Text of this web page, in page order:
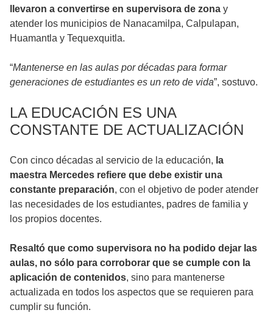
llevaron a convertirse en supervisora de zona y
atender los municipios de Nanacamilpa, Calpulapan,
Huamantla y Tequexquitla.
“Mantenerse en las aulas por décadas para formar
generaciones de estudiantes es un reto de vida”, sostuvo.
LA EDUCACIÓN ES UNA
CONSTANTE DE ACTUALIZACIÓN
Con cinco décadas al servicio de la educación, la
maestra Mercedes refiere que debe existir una
constante preparación, con el objetivo de poder atender
las necesidades de los estudiantes, padres de familia y
los propios docentes.
Resaltó que como supervisora no ha podido dejar las
aulas, no sólo para corroborar que se cumple con la
aplicación de contenidos, sino para mantenerse
actualizada en todos los aspectos que se requieren para
cumplir su función.